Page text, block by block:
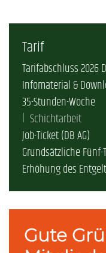
Tarif
Tarifabschluss 2026
Infomaterial &
35-Stunden-Woche
Schichtarbeit
Job-Ticket (DB AG)
Grundsätzliche Fünf-
Erhöhung des
Gute